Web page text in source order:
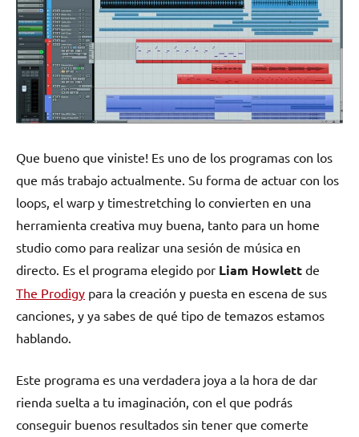
Que bueno que viniste! Es uno de los programas con los
que más trabajo actualmente. Su forma de actuar con los
loops, el warp y timestretching lo convierten en una
herramienta creativa muy buena, tanto para un home
studio como para realizar una sesión de música en
directo. Es el programa elegido por Liam Howlett de
The Prodigy para la creación y puesta en escena de sus
canciones, y ya sabes de qué tipo de temazos estamos
hablando.
Este programa es una verdadera joya a la hora de dar
rienda suelta a tu imaginación, con el que podrás
conseguir buenos resultados sin tener que comerte